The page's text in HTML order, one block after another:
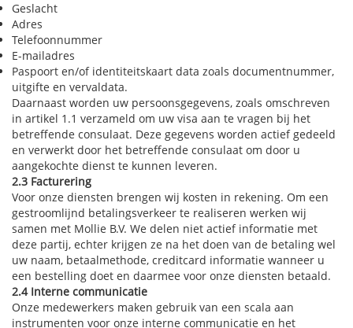
Geslacht
Adres
Telefoonnummer
E-mailadres
Paspoort en/of identiteitskaart data zoals documentnummer,
uitgifte en vervaldata.
Daarnaast worden uw persoonsgegevens, zoals omschreven
in artikel 1.1 verzameld om uw visa aan te vragen bij het
betreffende consulaat. Deze gegevens worden actief gedeeld
en verwerkt door het betreffende consulaat om door u
aangekochte dienst te kunnen leveren.
2.3 Facturering
Voor onze diensten brengen wij kosten in rekening. Om een
gestroomlijnd betalingsverkeer te realiseren werken wij
samen met Mollie B.V. We delen niet actief informatie met
deze partij, echter krijgen ze na het doen van de betaling wel
uw naam, betaalmethode, creditcard informatie wanneer u
een bestelling doet en daarmee voor onze diensten betaald.
2.4 Interne communicatie
Onze medewerkers maken gebruik van een scala aan
instrumenten voor onze interne communicatie en het